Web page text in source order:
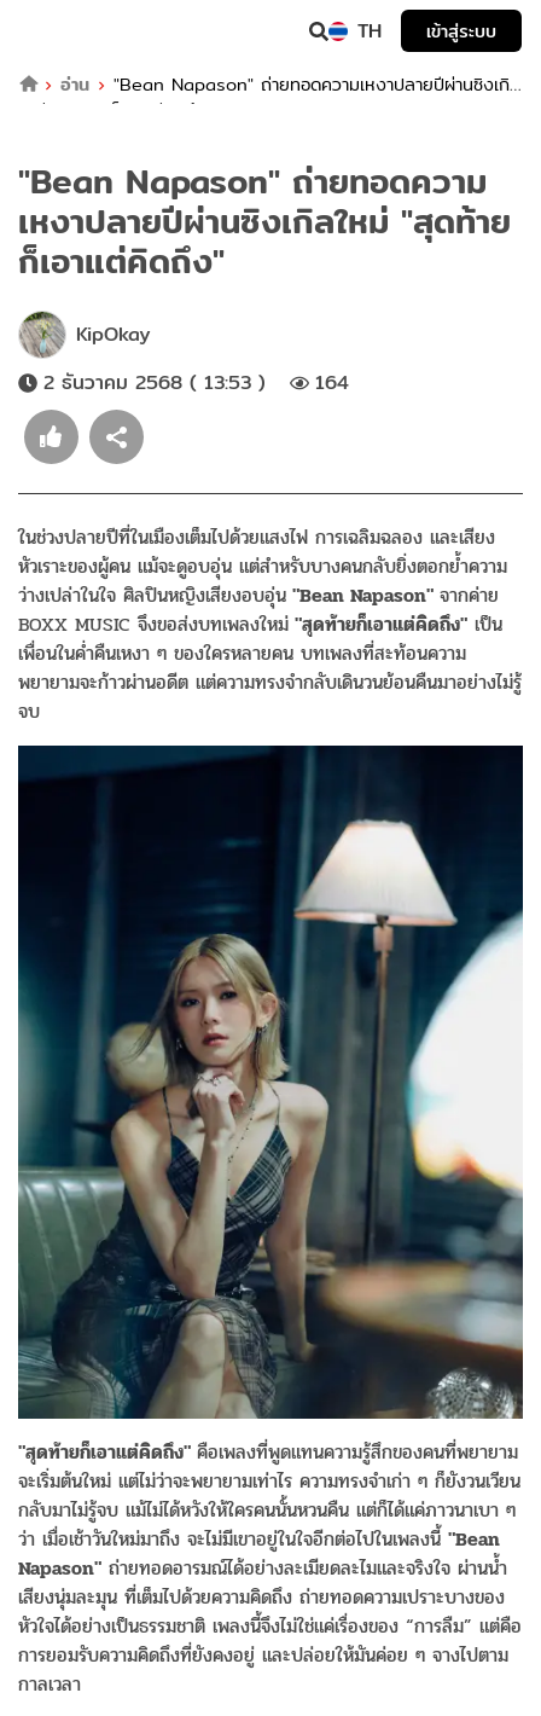
TH
เข้าสู่ระบบ
อ่าน
"Bean Napason" ถ่ายทอดความเหงาปลายปีผ่านซิงเกิล
ใหม่ "สุดท้ายก็เอาแต่คิดถึง"
"Bean Napason" ถ่ายทอดความ
เหงาปลายปีผ่านซิงเกิลใหม่ "สุดท้าย
ก็เอาแต่คิดถึง"
KipOkay
2 ธันวาคม 2568 ( 13:53 )
164
ในช่วงปลายปีที่ในเมืองเต็มไปด้วยแสงไฟ การเฉลิมฉลอง และเสียง
หัวเราะของผู้คน แม้จะดูอบอุ่น แต่สำหรับบางคนกลับยิ่งตอกย้ำความ
ว่างเปล่าในใจ ศิลปินหญิงเสียงอบอุ่น "Bean Napason" จากค่าย
BOXX MUSIC จึงขอส่งบทเพลงใหม่ "สุดท้ายก็เอาแต่คิดถึง" เป็น
เพื่อนในค่ำคืนเหงา ๆ ของใครหลายคน บทเพลงที่สะท้อนความ
พยายามจะก้าวผ่านอดีต แต่ความทรงจำกลับเดินวนย้อนคืนมาอย่างไม่รู้
จบ
"สุดท้ายก็เอาแต่คิดถึง" คือเพลงที่พูดแทนความรู้สึกของคนที่พยายาม
จะเริ่มต้นใหม่ แต่ไม่ว่าจะพยายามเท่าไร ความทรงจำเก่า ๆ ก็ยังวนเวียน
กลับมาไม่รู้จบ แม้ไม่ได้หวังให้ใครคนนั้นหวนคืน แต่ก็ได้แค่ภาวนาเบา ๆ
ว่า เมื่อเช้าวันใหม่มาถึง จะไม่มีเขาอยู่ในใจอีกต่อไปในเพลงนี้ "Bean
Napason" ถ่ายทอดอารมณ์ได้อย่างละเมียดละไมและจริงใจ ผ่านน้ำ
เสียงนุ่มละมุน ที่เต็มไปด้วยความคิดถึง ถ่ายทอดความเปราะบางของ
หัวใจได้อย่างเป็นธรรมชาติ เพลงนี้จึงไม่ใช่แค่เรื่องของ “การลืม” แต่คือ
การยอมรับความคิดถึงที่ยังคงอยู่ และปล่อยให้มันค่อย ๆ จางไปตาม
กาลเวลา